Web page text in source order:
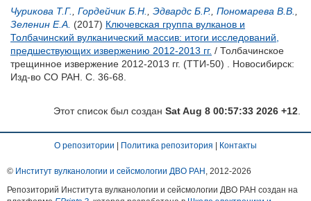
Чурикова Т.Г.
Гордейчик Б.Н. Эдвардс Б.Р. Пономарева В.В.
Зеленин Е.А. (2017) Ключевская группа вулканов и
Толбачинский вулканический массив: итоги исследований,
предшествующих извержению 2012-2013 гг. / Толбачинское
трещинное извержение 2012-2013 гг. (ТТИ-50) . Новосибирск:
Изд-во СО РАН. С. 36-68.
Этот список был создан Sat Aug 8 00:57:33 2026 +12
О репозитории Политика репозитория Контакты
© Институт вулканологии и сейсмологии ДВО РАН , 2012-2026
Репозиторий Института вулканологии и сейсмологии ДВО РАН создан на